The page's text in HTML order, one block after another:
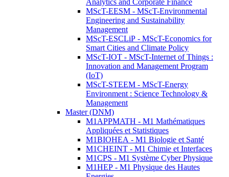
Analytics and Corporate Finance
MScT-EESM - MScT-Environmental
Engineering and Sustainability
Management
MScT-ESCLiP - MScT-Economics for
Smart Cities and Climate Policy
MScT-IOT - MScT-Internet of Things :
Innovation and Management Program
(IoT)
MScT-STEEM - MScT-Energy
Environment : Science Technology &
Management
Master (DNM)
M1APPMATH - M1 Mathématiques
Appliquées et Statistiques
M1BIOHEA - M1 Biologie et Santé
M1CHEINT - M1 Chimie et Interfaces
M1CPS - M1 Système Cyber Physique
M1HEP - M1 Physique des Hautes